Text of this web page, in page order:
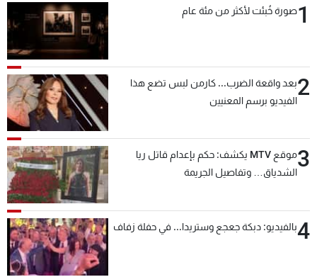
1صورة خُبئت لأكثر من مئة عام
2بعد واقعة الضرب... كارمن لبس تضع هذا
الفيديو برسم المعنيين
3
موقع MTV يكشف: حكم بإعدام قاتل ريا
الشدياق… وتفاصيل الجريمة
4بالفيديو: دبكة جعجع وستريدا... في حفلة زفاف
عن MTV
الإنـتـاج
شروط الإسـتخدام
سياسة الخصوصية